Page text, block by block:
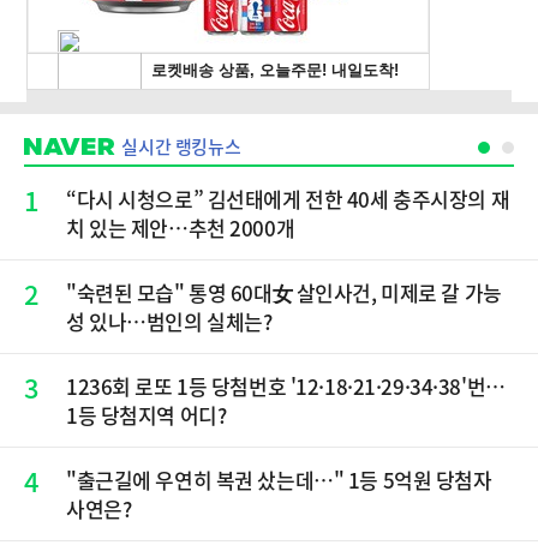
실시간 랭킹뉴스
1
“다시 시청으로” 김선태에게 전한 40세 충주시장의 재
치 있는 제안…추천 2000개
2
"숙련된 모습" 통영 60대女 살인사건, 미제로 갈 가능
성 있나…범인의 실체는?
3
1236회 로또 1등 당첨번호 '12·18·21·29·34·38'번…
1등 당첨지역 어디?
4
"출근길에 우연히 복권 샀는데…" 1등 5억원 당첨자
사연은?